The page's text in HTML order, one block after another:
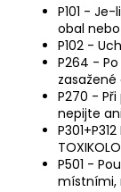
P101 -
obal
P102 -
P264 -
P270 -
nepijte
P501 -
místními,